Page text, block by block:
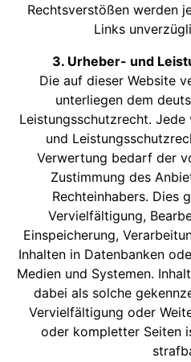
Rechtsverstößen werden
Links
3. Urheber- und
Die auf dieser Website
unterliegen dem
Leistungsschutzrecht.
und
Verwertung bedarf der
Zustimmung des
Rechteinhabers. Dies
Vervielfältigung,
Einspeicherung,
Inhalten in Datenbanken
Medien und Systemen.
dabei als solche
Vervielfältigung oder
oder kompletter Seiten